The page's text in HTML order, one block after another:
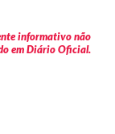
informativo não
em Diário Oficial.